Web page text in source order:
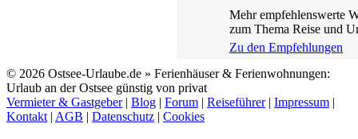
Mehr empfehlenswerte
zum Thema Reise und
Zu den Empfehlungen
© 2026 Ostsee-Urlaube.de » Ferienhäuser & Ferienwohnungen:
Urlaub an der Ostsee günstig von privat
Vermieter & Gastgeber| Blog | Forum | Reiseführer| Impressum |
Kontakt | AGB | Datenschutz | Cookies